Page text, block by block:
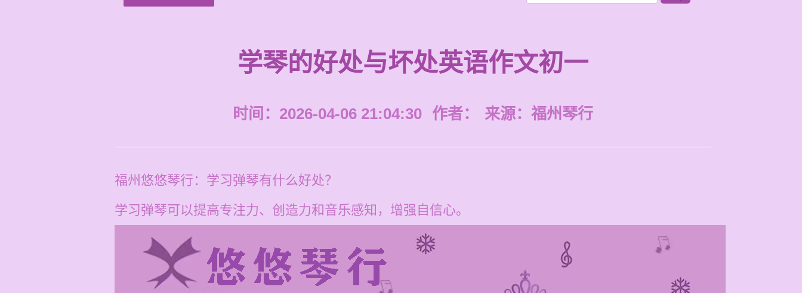
学琴的好处与坏处英语作文初一
时间：2026-04-06 21:04:30 作者： 来源： 福州琴行
福州悠悠琴行：学习弹琴有什么好处？
学习弹琴可以提高专注力、创造力和音乐感知，增强自信心。